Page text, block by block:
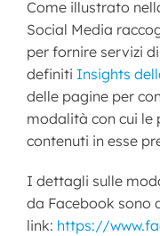
Come illustrato
Social Media
per fornire servizi
definiti Insights
delle pagine per
modalità con cui le
contenuti in esse
I dettagli sulle
da Facebook sono
link: https://